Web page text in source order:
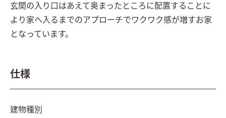
玄関の入り口はあえて奥まったところに配置することに
より家へ入るまでのアプローチでワクワク感が増すお家
となっています。
仕様
建物種別